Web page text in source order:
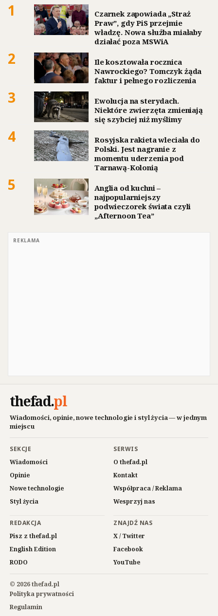
1
Czarnek zapowiada „Straż
Praw”, gdy PiS przejmie
władzę. Nowa służba miałaby
działać poza MSWiA
2
Ile kosztowała rocznica
Nawrockiego? Tomczyk żąda
faktur i pełnego rozliczenia
3
Ewolucja na sterydach.
Niektóre zwierzęta zmieniają
się szybciej niż myślimy
4
Rosyjska rakieta wleciała do
Polski. Jest nagranie z
momentu uderzenia pod
Tarnawą-Kolonią
5
Anglia od kuchni –
najpopularniejszy
podwieczorek świata czyli
„Afternoon Tea”
REKLAMA
thefad.pl
Wiadomości, opinie, nowe technologie i styl życia — w jednym
miejscu
SEKCJE
Wiadomości
Opinie
Nowe technologie
Styl życia
SERWIS
O thefad.pl
Kontakt
Współpraca / Reklama
Wesprzyj nas
REDAKCJA
Pisz z thefad.pl
English Edition
RODO
ZNAJDŹ NAS
X / Twitter
Facebook
YouTube
© 2026 thefad.pl
Polityka prywatności
Regulamin